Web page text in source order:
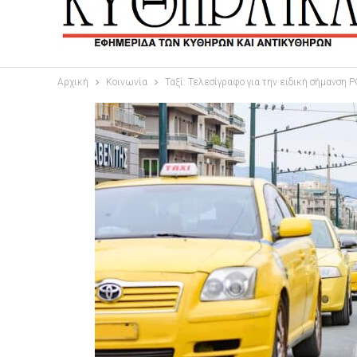
Αρχική Κοινωνία Ταξί: Τελεσίγραφο για την ειδική σήμανση